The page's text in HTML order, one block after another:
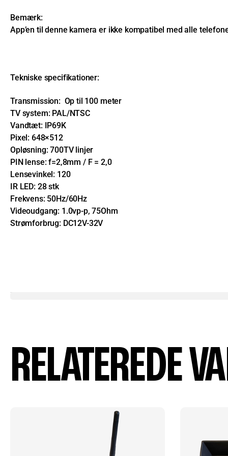
Bemærk:
App’en til denne kamera er ikke kompatibel med alle
Tekniske specifikationer:
Transmission: Op til 100 meter
TV system: PAL/NTSC
Vandtæt: IP69K
Pixel: 648×512
Opløsning: 700TV linjer
PIN lense: f=2,8mm / F = 2,0
Lensevinkel: 120
IR LED: 28 stk
Frekvens: 50Hz/60Hz
Videoudgang: 1.0vp-p, 75Ohm
Strømforbrug: DC12V-32V
RELATEREDE